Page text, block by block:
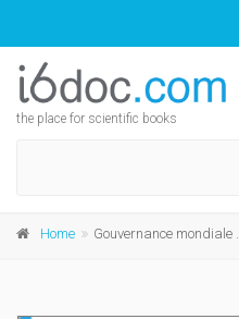
the place for scientific books
Home Gouvernance mondiale et culture De l'exception à la diversité